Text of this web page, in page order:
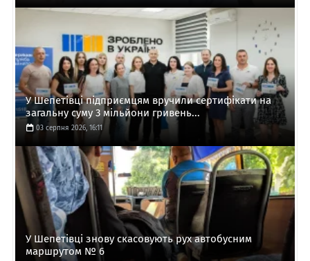
У Шепетівці підприємцям вручили сертифікати на
загальну суму 3 мільйони гривень...
03 серпня 2026, 16:11
У Шепетівці знову скасовують рух автобусним
маршрутом № 6